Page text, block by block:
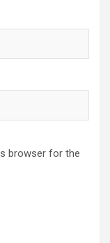
browser for the